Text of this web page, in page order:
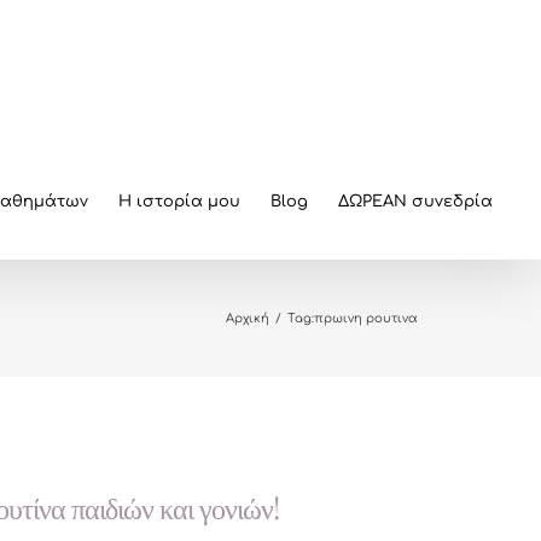
Η ιστορία μου Blog ΔΩΡΕΑΝ συνεδρία
Αρχική / Tag:πρωινη ρουτινα
παιδιών και γονιών!